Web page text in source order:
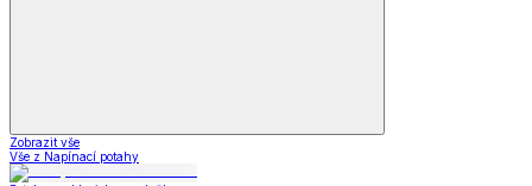
Zobrazit vše
Vše z Napínací potahy